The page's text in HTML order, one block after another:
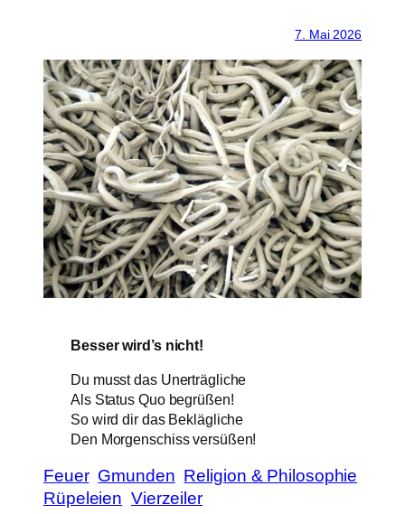
7. Mai 2026
Besser wird’s nicht!
Du musst das Unerträgliche
Als Status Quo begrüßen!
So wird dir das Beklägliche
Den Morgenschiss versüßen!
Feuer Gmunden Religion & Philosophie
Rüpeleien Vierzeiler